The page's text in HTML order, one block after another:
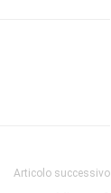
Articolo successivo